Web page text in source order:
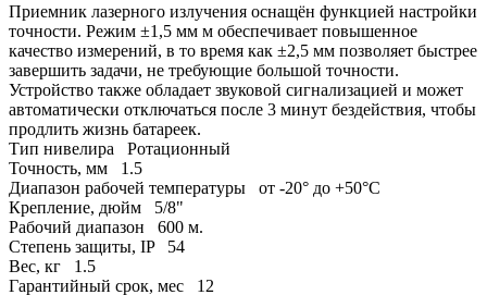
Приемник лазерного излучения оснащён функцией настройки
точности. Режим ±1,5 мм м обеспечивает повышенное
качество измерений, в то время как ±2,5 мм позволяет быстрее
завершить задачи, не требующие большой точности.
Устройство также обладает звуковой сигнализацией и может
автоматически отключаться после 3 минут бездействия, чтобы
продлить жизнь батареек.
Тип нивелира
Ротационный
Точность, мм
1.5
Диапазон рабочей температуры
от -20° до +50°С
Крепление, дюйм
5/8"
Рабочий диапазон
600 м.
Степень защиты, IP
54
Вес, кг
1.5
Гарантийный срок, мес
12